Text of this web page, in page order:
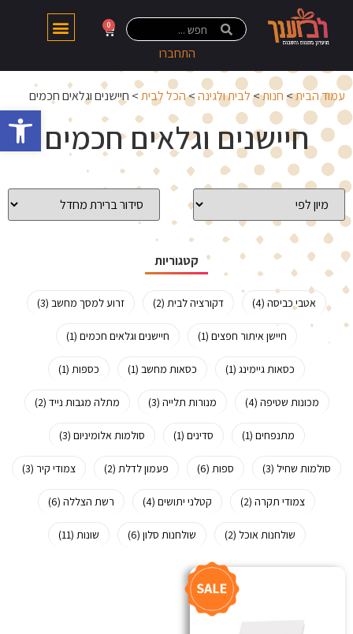
התחברו
0
עמוד הבית>חנות>לבית ולגינה>הכל לבית> חיישנים וגלאים חכמים
חיישנים וגלאים חכמים
קטגוריות
אטבי כביסה (4) דקורציה לבית (2) זרוע למסך מחשב (3)
חיישן איתור חפצים (1) חיישנים וגלאים חכמים (1)
כסאות גיימינג (1) כסאות מחשב (1) כספות (1)
מכונות שטיפה (4) מנורות תלייה (3) מתלה מגבות נייד (2)
מתנפחים (1) סדינים (1) סולמות אלומיניום (3)
סולמות שחיל (3) ספות (6) פעמון לדלת (2) צמודי קיר (3)
צמודי תקרה (2) קטלני יתושים (4) רשת הצללה (6)
שולחנות אוכל (2) שולחנות סלון (6) שונות (11)